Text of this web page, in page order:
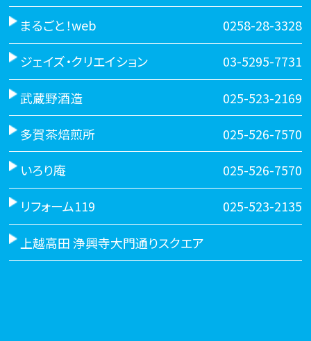
まるごと！web 0258-28-3328
ジェイズ・クリエイション 03-5295-7731
武蔵野酒造 025-523-2169
多賀茶焙煎所 025-526-7570
いろり庵 025-526-7570
リフォーム119 025-523-2135
上越高田 浄興寺大門通りスクエア